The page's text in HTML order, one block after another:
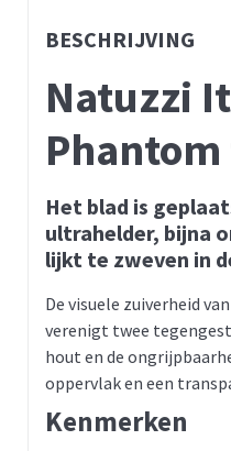
BESCHRIJVING
Natuzzi
Het blad is
ultrahelder, bijna
lijkt te zweven in
De visuele zuiverheid
verenigt twee
hout en de
oppervlak en een
Kenmerken